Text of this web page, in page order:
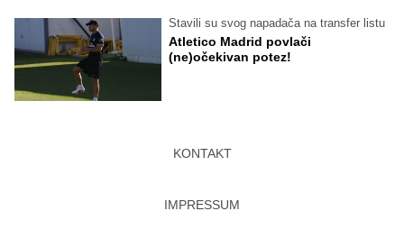
Stavili su svog napadača na transfer listu
Atletico Madrid povlači
(ne)očekivan potez!
KONTAKT
IMPRESSUM